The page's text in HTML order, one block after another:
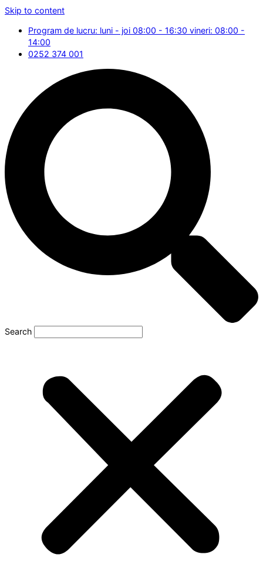
Skip to content
Program de lucru: luni - joi 08:00 - 16:30 vineri: 08:00 -
14:00
0252 374 001
Search